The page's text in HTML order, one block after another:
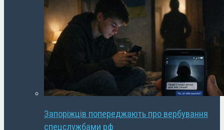
Запоріжців попереджають про вербування
спецслужбами рф